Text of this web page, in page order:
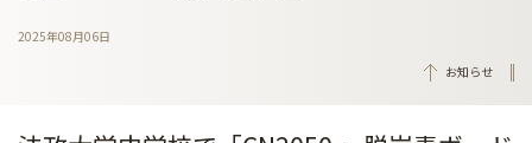
2025年08月06日
お知らせ